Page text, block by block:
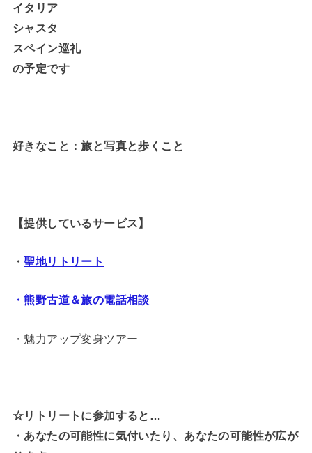
イタリア
シャスタ
スペイン巡礼
の予定です
好きなこと：旅と写真と歩くこと
【提供しているサービス】
・聖地リトリート
・熊野古道＆旅の電話相談
・魅力アップ変身ツアー
☆リトリートに参加すると…
・ あなたの可能性に気付いたり、あなたの可能性が広が